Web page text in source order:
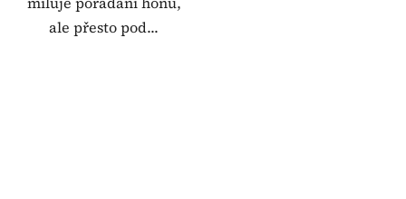
ale přesto pod...